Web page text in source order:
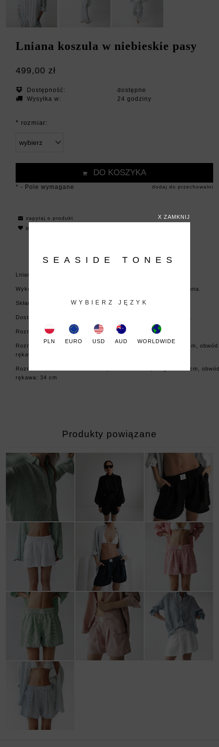
Lniana koszula w niebieskie pasy
499,00 zł
Dostępność:
dostępne
Wysyłka w:
24 godziny
* rozmiar:
DO KOSZYKA
dodaj do przechowalni
* - Pole wymagane
zapytaj o produkt
poleć znajomemu
Lniana koszula w niebieskie pasy.
Wykonana w Polsce. Tkanina dodatkowo zmiękczona i gnieciona.
Skład: 100% len
Dostępna także w wersjach:
Rozmiary:
Rozmiar S/M: szerokość: 60cm, obwód: 120cm, długość: 74 cm, obwód
rękawa: 32 cm
Rozmiar L/XL: szerokość: 70cm, obwód: 140cm, długość: 77 cm,
rękawa: 34 cm
Produkty powiązane
X ZAMKNIJ
SEASIDE TONES
WYBIERZ JĘZYK
PLN EURO USD AUD WORLDWIDE